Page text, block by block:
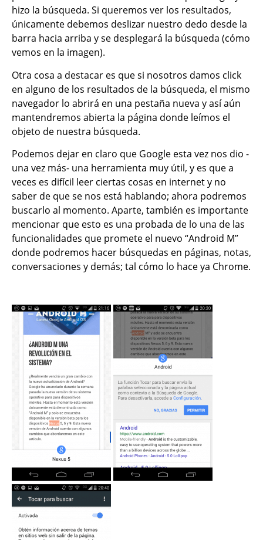
hizo la búsqueda. Si queremos ver los resultados,
únicamente debemos deslizar nuestro dedo desde la
barra hacia arriba y se desplegará la búsqueda (cómo
vemos en la imagen).
Otra cosa a destacar es que si nosotros damos click
en alguno de los resultados de la búsqueda, el mismo
navegador lo abrirá en una pestaña nueva y así aún
mantendremos abierta la página donde leímos el
objeto de nuestra búsqueda.
Podemos dejar en claro que Google esta vez nos dio -
una vez más- una herramienta muy útil, y es que a
veces es difícil leer ciertas cosas en internet y no
saber de que se nos está hablando; ahora podremos
buscarlo al momento. Aparte, también es importante
mencionar que esto es una probada de lo una de las
funcionalidades que promete el nuevo “Android M”
donde podremos hacer búsquedas en páginas, notas,
conversaciones y demás; tal cómo lo hace ya Chrome.